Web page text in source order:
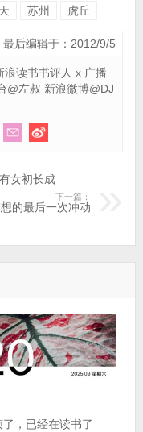
苏州 虎丘
最后编辑于：2012/9/5
浪读书书评人 x 广播
@左叔 新浪微博@DJ
女初长成
下一篇：
的最后一次冲动
了，已经在读书了